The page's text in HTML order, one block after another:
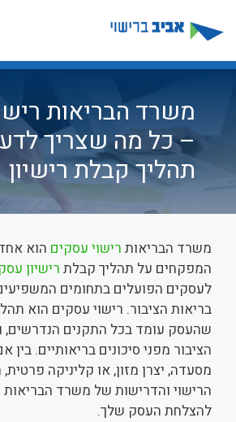
לתוכן
משרד הבריאות
– כל מה שצריך
תהליך קבלת רישיון
משרד הבריאות רישוי עסקים הוא
המפקחים על תהליך קבלתרישיון
לעסקים הפועלים בתחומים
בריאות הציבור. רישוי עסקים הוא
שהעסק עומד בכל התקנים הנדרשים,
הציבור מפני סיכונים בריאותיים.
מסעדה, יצרן מזון, או קליניקה
הרישוי והדרישות של משרד הבריאות
להצלחת העסק שלך.